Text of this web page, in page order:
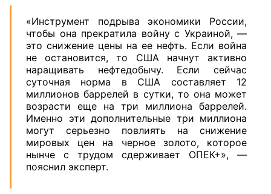
«Инструмент подрыва экономики России,
чтобы она прекратила войну с Украиной, —
это снижение цены на ее нефть. Если война
не остановится, то США начнут активно
наращивать нефтедобычу. Если сейчас
суточная норма в США составляет 12
миллионов баррелей в сутки, то она может
возрасти еще на три миллиона баррелей.
Именно эти дополнительные три миллиона
могут серьезно повлиять на снижение
мировых цен на черное золото, которое
нынче с трудом сдерживает ОПЕК+», —
пояснил эксперт.